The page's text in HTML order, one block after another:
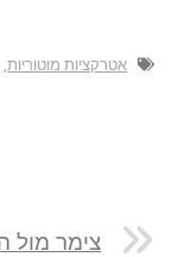
אטרקציות מוטוריות